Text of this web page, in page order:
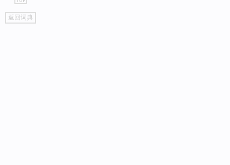
go
top
返回词典